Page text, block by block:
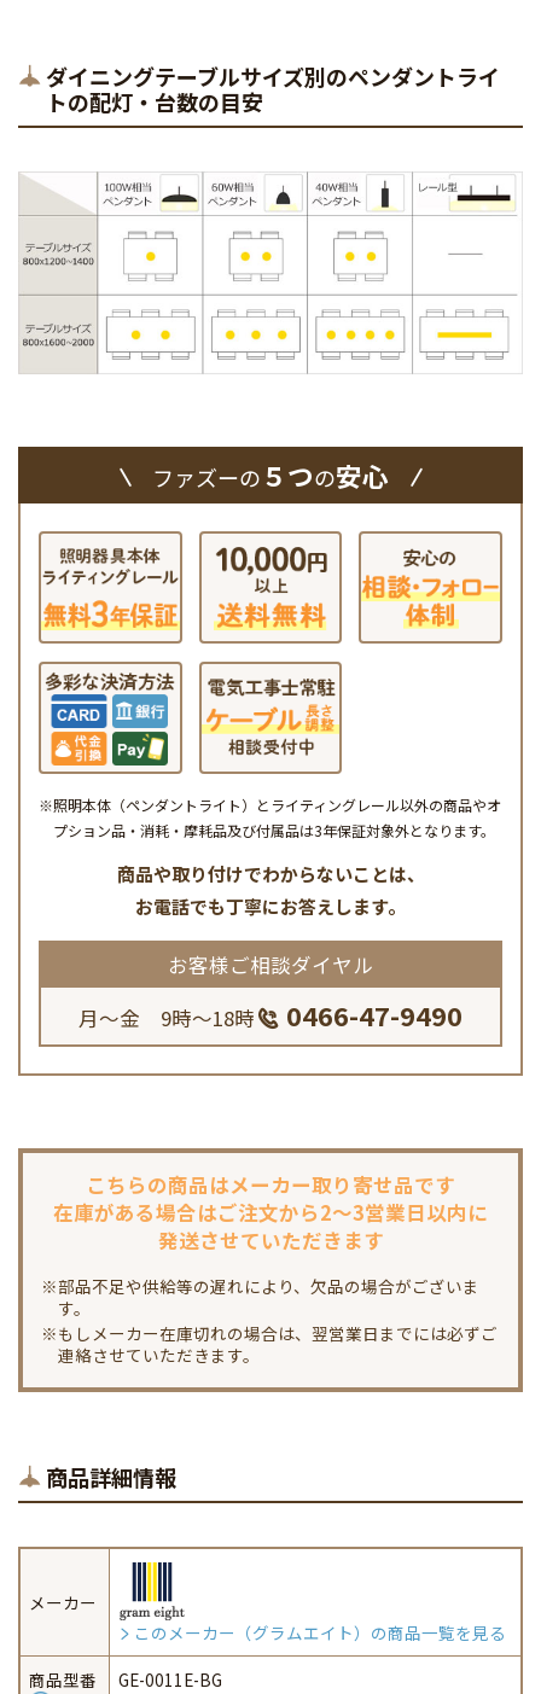
ダイニングテーブルサイズ別のペンダントライ
トの配灯・台数の目安
ファズーの５つの安心
※照明本体（ペンダントライト）とライティングレール以外の商品やオ
プション品・消耗・摩耗品及び付属品は3年保証対象外となります。
商品や取り付けでわからないことは、
お電話でも丁寧にお答えします。
お客様ご相談ダイヤル
月～金 9時～18時
0466-47-9490
こちらの商品はメーカー取り寄せ品です
在庫がある場合はご注文から2～3営業日以内に
発送させていただきます
※部品不足や供給等の遅れにより、欠品の場合がございま
す。
※もしメーカー在庫切れの場合は、翌営業日までには必ずご
連絡させていただきます。
商品詳細情報
メーカー
このメーカー（グラムエイト）の商品一覧を見る
商品型番
GE-0011E-BG